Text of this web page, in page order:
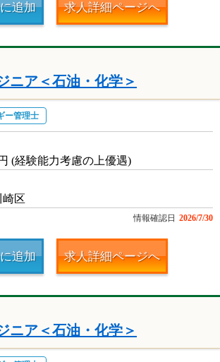
追加 求人詳細ページへ
ニア＜石油・化学＞
ー管理士
(経験能力考慮の上優遇)
崎区
情報確認日 2026/7/30
追加 求人詳細ページへ
ニア＜石油・化学＞